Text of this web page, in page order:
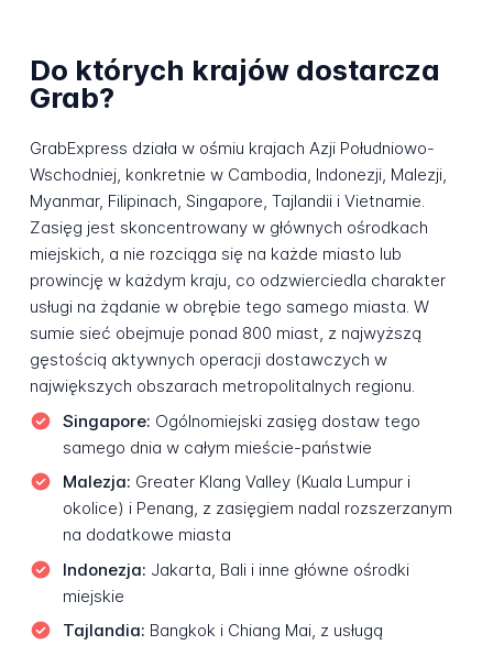
Do których krajów dostarcza
Grab?
GrabExpress działa w ośmiu krajach Azji Południowo-
Wschodniej, konkretnie w Cambodia, Indonezji, Malezji,
Myanmar, Filipinach, Singapore, Tajlandii i Vietnamie.
Zasięg jest skoncentrowany w głównych ośrodkach
miejskich, a nie rozciąga się na każde miasto lub
prowincję w każdym kraju, co odzwierciedla charakter
usługi na żądanie w obrębie tego samego miasta. W
sumie sieć obejmuje ponad 800 miast, z najwyższą
gęstością aktywnych operacji dostawczych w
największych obszarach metropolitalnych regionu.
Singapore: Ogólnomiejski zasięg dostaw tego
samego dnia w całym mieście-państwie
Malezja: Greater Klang Valley (Kuala Lumpur i
okolice) i Penang, z zasięgiem nadal rozszerzanym
na dodatkowe miasta
Indonezja: Jakarta, Bali i inne główne ośrodki
miejskie
Tajlandia: Bangkok i Chiang Mai, z usługą